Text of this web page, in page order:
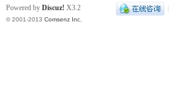
|
Powered by Discuz! X3.2
© 2001-2013 Comsenz Inc.